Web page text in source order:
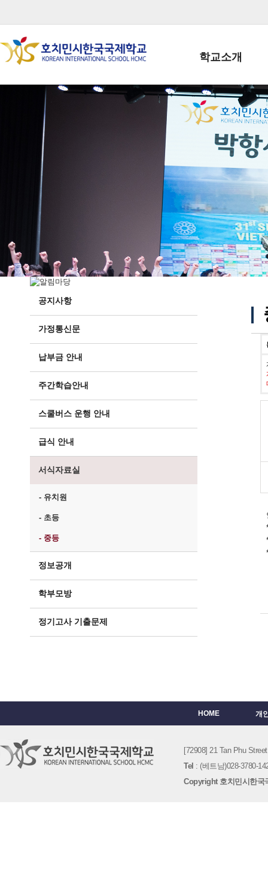
학교소개
학교장인사말
학생회장인사말
학교상징
학교 CI
교직원현황
학생현황
위치/전화
전경사진
공지사항
가정통신문
납부금 안내
주간학습안내
스쿨버스 운행 안내
급식 안내
서식자료실
- 유치원
- 초등
- 중등
정보공개
학부모방
정기고사 기출문제
HOME 개
[72908] 21 Tan Phu
Tel : (베트남)028-3780-
Copyright 호치민시한국